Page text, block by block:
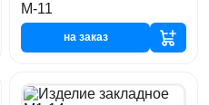
М-11
на заказ